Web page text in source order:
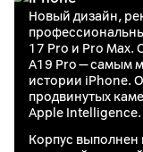
Новый дизайн,
17 Pro и Pro Max.
A19 Pro — самым
истории iPhone.
продвинутых
Apple Intelligence.
Корпус